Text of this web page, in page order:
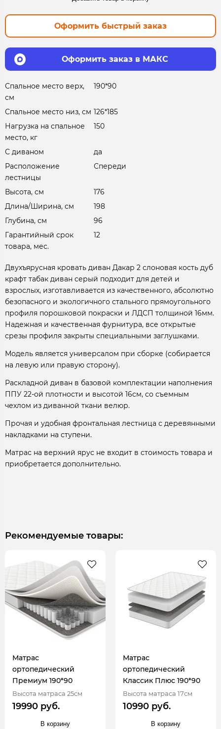
Оформить быстрый заказ
Оформить заказ в МАКС
Спальное место верх,
см
190*90
Спальное место низ, см 126*185
Нагрузка на спальное
место, кг
150
С диваном
да
Расположение
лестницы
Спереди
Высота, см
176
Длина/Ширина, см
198
Глубина, см
96
Гарантийный срок
товара, мес.
12
Двухъярусная кровать диван Дакар 2 слоновая кость дуб
крафт табак диван серый подходит для детей и
взрослых, изготавливается из качественного, абсолютно
безопасного и экологичного стального прямоугольного
профиля порошковой покраски и ЛДСП толщиной 16мм.
Надежная и качественная фурнитура, все открытые
срезы профиля закрыты специальными заглушками.
Модель является универсалом при сборке (собирается
на левую или правую сторону).
Раскладной диван в базовой комплектации наполнения
ППУ 22-ой плотности и высотой 16см, со съемным
чехлом из диванной ткани велюр.
Прочая и удобная фронтальная лестница с деревянными
накладками на ступени.
Матрас на верхний ярус не входит в стоимость товара и
приобретается дополнительно.
Рекомендуемые товары:
Матрас
ортопедический
Премиум 190*90
Высота матраса 25см
19990 руб.
В корзину
Матрас
ортопедический
Классик Плюс 190*90
Высота матраса 17см
10990 руб.
В корзину